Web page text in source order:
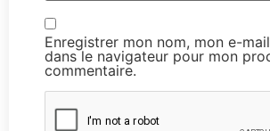
Enregistrer mon nom, mon e-
dans le navigateur pour mon
commentaire.